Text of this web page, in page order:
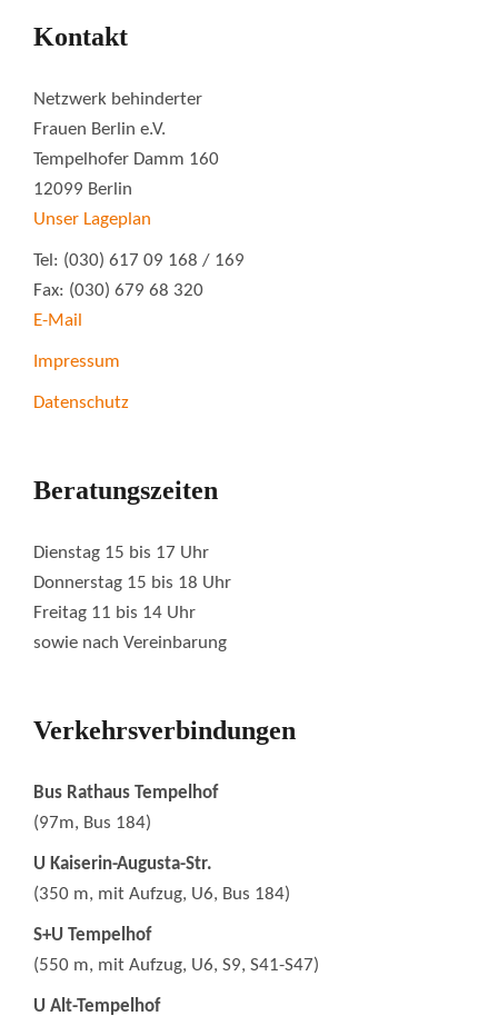
Kontakt
Netzwerk behinderter
Frauen Berlin e.V.
Tempelhofer Damm 160
12099 Berlin
Unser Lageplan
Tel: (030) 617 09 168 / 169
Fax: (030) 679 68 320
E-Mail
Impressum
Datenschutz
Beratungszeiten
Dienstag 15 bis 17 Uhr
Donnerstag 15 bis 18 Uhr
Freitag 11 bis 14 Uhr
sowie nach Vereinbarung
Verkehrsverbindungen
Bus Rathaus Tempelhof
(97m, Bus 184)
U Kaiserin-Augusta-Str.
(350 m, mit Aufzug, U6, Bus 184)
S+U Tempelhof
(550 m, mit Aufzug, U6, S9, S41-S47)
U Alt-Tempelhof